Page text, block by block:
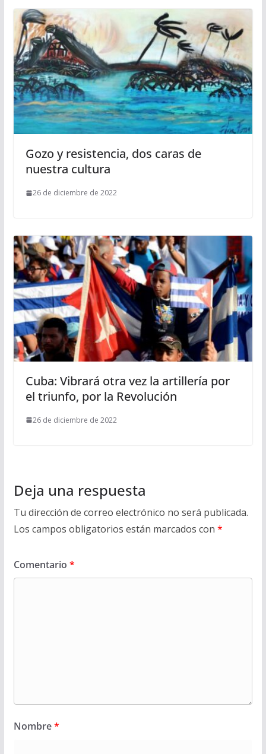
Gozo y resistencia, dos caras de
nuestra cultura
26 de diciembre de 2022
Cuba: Vibrará otra vez la artillería por
el triunfo, por la Revolución
26 de diciembre de 2022
Deja una respuesta
Tu dirección de correo electrónico no será publicada.
Los campos obligatorios están marcados con *
Comentario *
Nombre*